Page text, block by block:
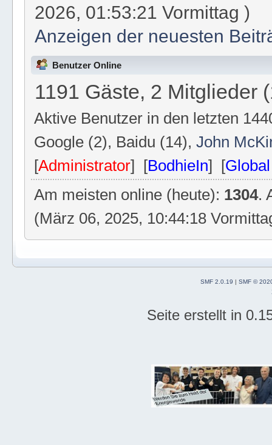
2026, 01:53:21 Vormittag )
Anzeigen der neuesten
Benutzer Online
1191 Gäste, 2 Mitglieder
Aktive Benutzer in den letzten
Google (2), Baidu (14), John
[Administrator] [BodhieIn] [
Am meisten online (heute): 1304.
(März 06, 2025, 10:44:18
SMF 2.0.19 |SMF ©
Seite erstellt in